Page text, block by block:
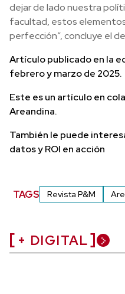
dejar de lado nuestra
facultad, estos
perfección”, concluye el
Artículo publicado en la
febrero y marzo de 2025.
Este es un artículo en
Areandina.
También le puede
datos y ROI en acción
TAGS Revista P&M
+ DIGITAL